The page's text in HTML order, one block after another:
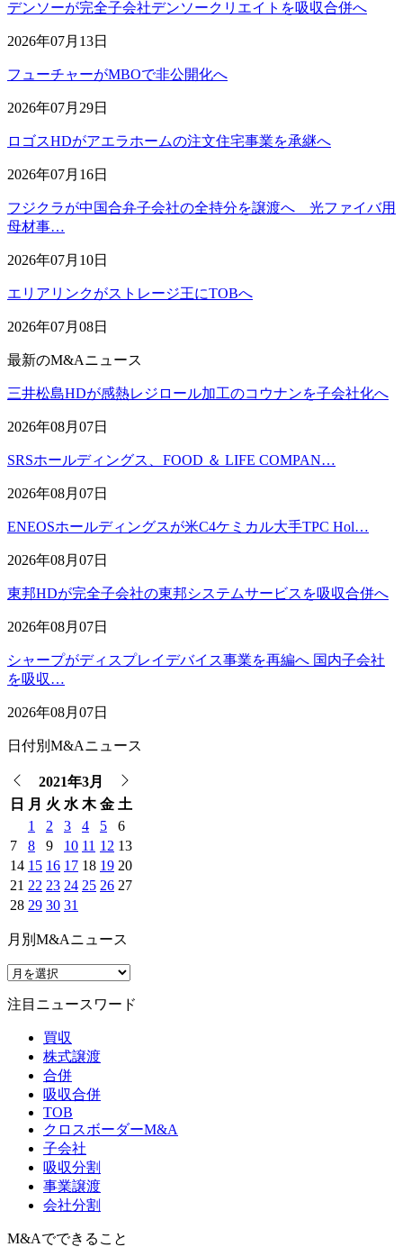
デンソーが完全子会社デンソークリエイトを吸収合併へ
2026年07月13日
フューチャーがMBOで非公開化へ
2026年07月29日
ロゴスHDがアエラホームの注文住宅事業を承継へ
2026年07月16日
フジクラが中国合弁子会社の全持分を譲渡へ 光ファイバ用
母材事…
2026年07月10日
エリアリンクがストレージ王にTOBへ
2026年07月08日
最新のM&Aニュース
三井松島HDが感熱レジロール加工のコウナンを子会社化へ
2026年08月07日
SRSホールディングス、FOOD ＆ LIFE COMPAN…
2026年08月07日
ENEOSホールディングスが米C4ケミカル大手TPC Hol…
2026年08月07日
東邦HDが完全子会社の東邦システムサービスを吸収合併へ
2026年08月07日
シャープがディスプレイデバイス事業を再編へ 国内子会社
を吸収…
2026年08月07日
日付別M&Aニュース
2021年3月
日
月 火 水 木 金 土
1
2 3 4 5
6
7
8 9 10 11 12 13
14 15 16 17 18 19 20
21 22 23 24 25 26 27
28 29 30 31
月別M&Aニュース
注目ニュースワード
買収
株式譲渡
合併
吸収合併
TOB
クロスボーダーM&A
子会社
吸収分割
事業譲渡
会社分割
M&Aでできること